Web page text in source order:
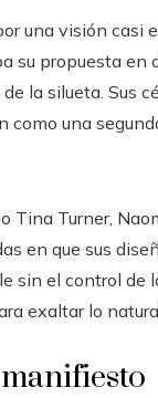
una visión casi
su propuesta
la silueta. Sus
una
Tina Turner,
en que sus
sin el control de
exaltar lo